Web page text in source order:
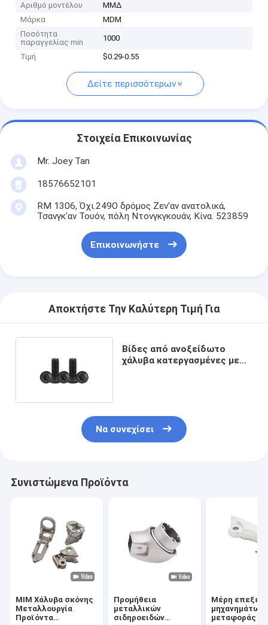
Αριθμό μοντέλου
ΜΜΔ
Μάρκα
MDM
Ποσότητα
παραγγελίας min
1000
Τιμή $0.29-0.55
Δείτε περισσότερων
Στοιχεία Επικοινωνίας
Mr. Joey Tan
18576652101
RM 1306, Όχι.249Ο δρόμος Ζεν'αν ανατολικά,
Τσανγκ'αν Τουόν, πόλη Ντονγκγκουάν, Κίνα. 523859
Επικοινωνήστε
Αποκτήστε Την Καλύτερη Τιμή Για
Βίδες από ανοξείδωτο
χάλυβα κατεργασμένες με
Να συνεχίσει
Συνιστώμενα Προϊόντα
MIM Χάλυβα σκόνης
Μεταλλουργία
Προϊόντα
Προμήθεια
μεταλλικών
σιδηροειδών
Μέρη
μηχανημάτων
μεταφοράς